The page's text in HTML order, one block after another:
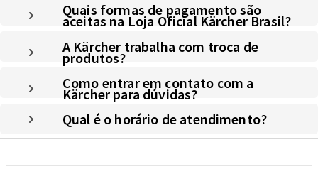
Quais formas de pagamento são
aceitas na Loja Oficial Kärcher Brasil?
A Kärcher trabalha com troca de
produtos?
Como entrar em contato com a
Kärcher para dúvidas?
Qual é o horário de atendimento?